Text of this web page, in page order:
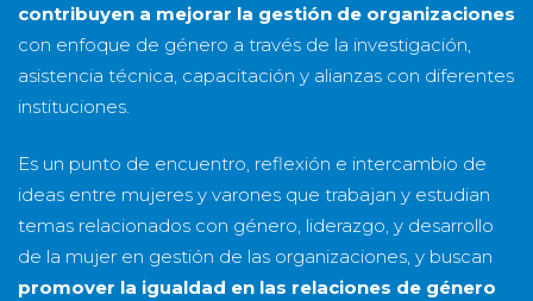
contribuyen a mejorar la gestión de organizaciones
con enfoque de género a través de la investigación,
asistencia técnica, capacitación y alianzas con diferentes
instituciones.
Es un punto de encuentro, reflexión e intercambio de
ideas entre mujeres y varones que trabajan y estudian
temas relacionados con género, liderazgo, y desarrollo
de la mujer en gestión de las organizaciones, y buscan
promover la igualdad en las relaciones de género